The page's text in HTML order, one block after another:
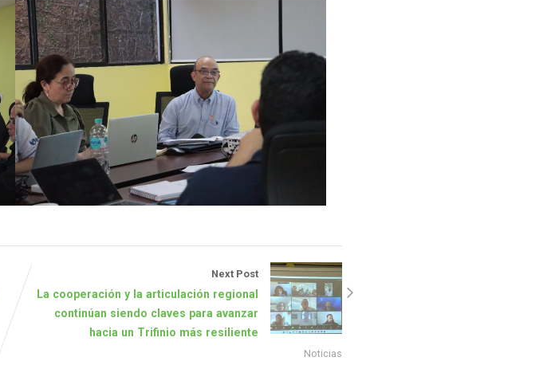
Next Post
La cooperación y la articulación regional
continúan siendo claves para avanzar
hacia un Trifinio más resiliente
Noticias